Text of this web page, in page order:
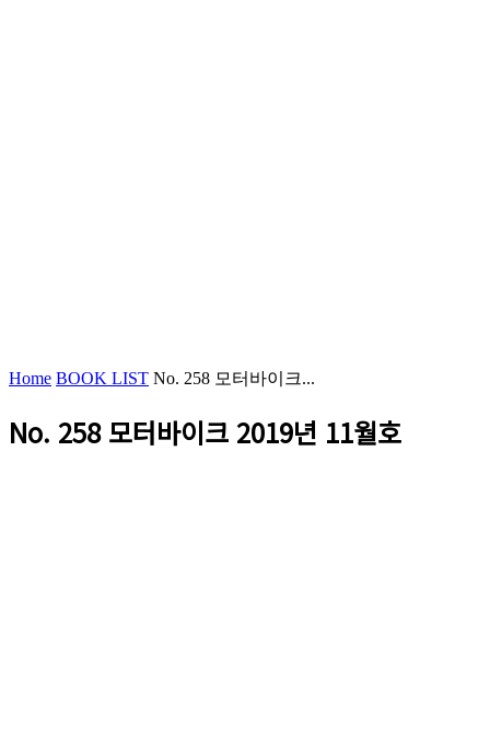
Home BOOK LIST No. 258 모터바이크...
No. 258 모터바이크 2019년 11월호